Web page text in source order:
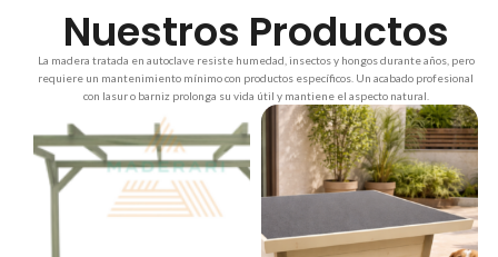
Nuestros Productos
La madera tratada en autoclave resiste humedad, insectos y hongos durante años, pero
requiere un mantenimiento mínimo con productos específicos. Un acabado profesional
con lasur o barniz prolonga su vida útil y mantiene el aspecto natural.